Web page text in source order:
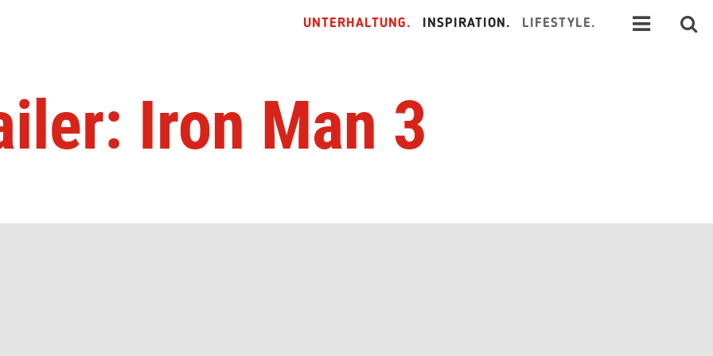
UNTERHALTUNG. INSPIRATION. LIFESTYLE.
Iron Man 3